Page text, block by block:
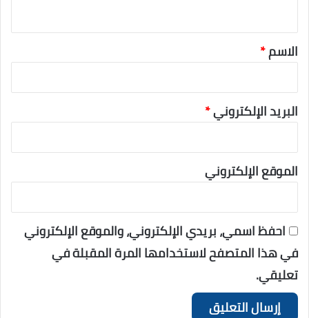
الاسم*
البريد الإلكتروني*
الموقع الإلكتروني
احفظ اسمي، بريدي الإلكتروني، والموقع الإلكتروني
في هذا المتصفح لاستخدامها المرة المقبلة في
تعليقي.